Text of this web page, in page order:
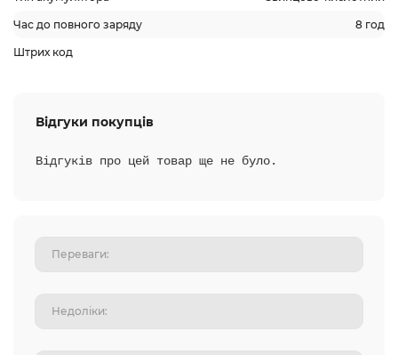
Час до повного заряду 8 год
Штрих код
Відгуки покупців
Відгуків про цей товар ще не було.